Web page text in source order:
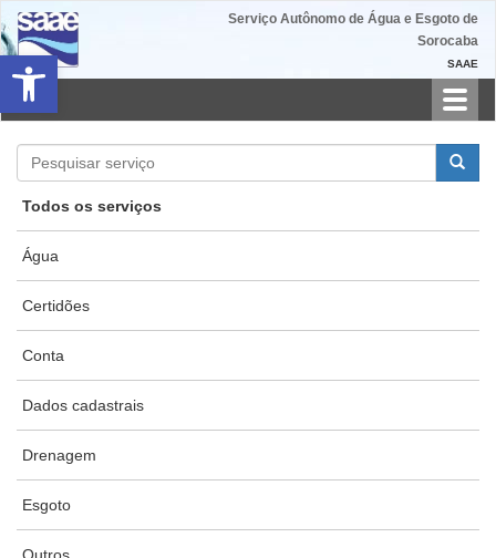
Barra de Ferramentas Aberta
Serviço Autônomo de Água e Esgoto de
Sorocaba
SAAE
Todos os serviços
Água
Certidões
Conta
Dados cadastrais
Drenagem
Esgoto